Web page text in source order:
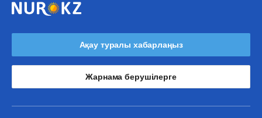
Ақау туралы хабарлаңыз
Жарнама берушілерге